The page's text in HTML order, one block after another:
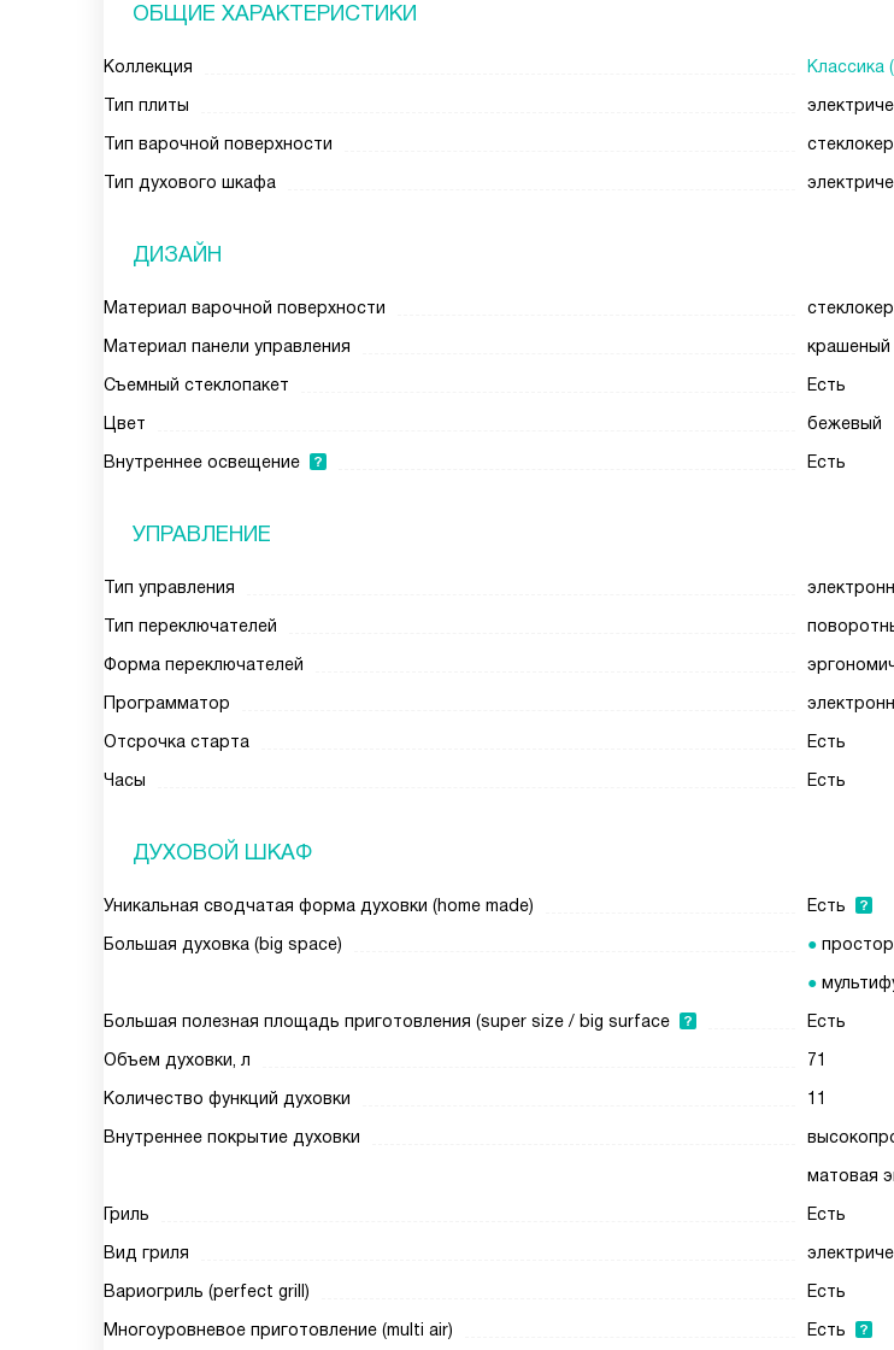
ОБЩИЕ ХАРАКТЕРИСТИКИ
Коллекция
Классика
Тип плиты
Тип варочной поверхности
Тип духового шкафа
ДИЗАЙН
Материал варочной поверхности
Материал панели управления
крашеный
Съемный стеклопакет
Есть
Цвет
бежевый
Внутреннее освещение
Есть
УПРАВЛЕНИЕ
Тип управления
Тип переключателей
Форма переключателей
Программатор
Отсрочка старта
Есть
Часы
Есть
ДУХОВОЙ ШКАФ
Уникальная сводчатая форма духовки (home made)
Есть
Большая духовка (big space)
Большая полезная площадь приготовления (super size / big surface
Есть
Объем духовки, л
71
Количество функций духовки
11
Внутреннее покрытие духовки
матовая
Гриль
Есть
Вид гриля
Вариогриль (perfect grill)
Есть
Многоуровневое приготовление (multi air)
Есть